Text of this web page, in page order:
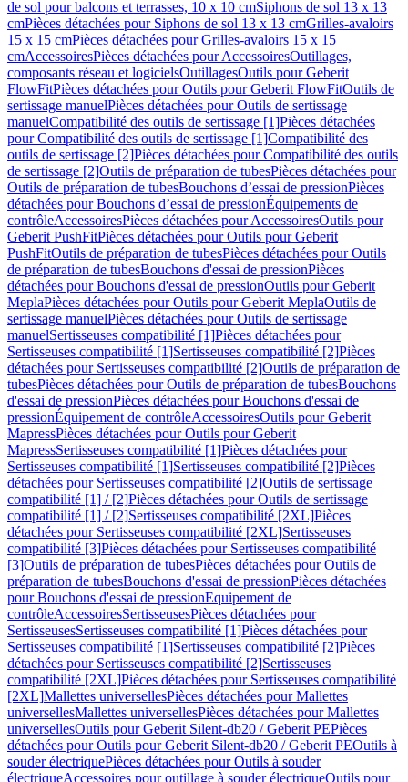
de sol pour balcons et terrasses, 10 x 10 cmSiphons de sol 13 x 13
cmPièces détachées pour Siphons de sol 13 x 13 cmGrilles-avaloirs
15 x 15 cmPièces détachées pour Grilles-avaloirs 15 x 15
cmAccessoiresPièces détachées pour AccessoiresOutillages,
composants réseau et logicielsOutillagesOutils pour Geberit
FlowFitPièces détachées pour Outils pour Geberit FlowFitOutils de
sertissage manuelPièces détachées pour Outils de sertissage
manuelCompatibilité des outils de sertissage [1]Pièces détachées
pour Compatibilité des outils de sertissage [1]Compatibilité des
outils de sertissage [2]Pièces détachées pour Compatibilité des outils
de sertissage [2]Outils de préparation de tubesPièces détachées pour
Outils de préparation de tubesBouchons d’essai de pressionPièces
détachées pour Bouchons d’essai de pressionÉquipements de
contrôleAccessoiresPièces détachées pour AccessoiresOutils pour
Geberit PushFitPièces détachées pour Outils pour Geberit
PushFitOutils de préparation de tubesPièces détachées pour Outils
de préparation de tubesBouchons d'essai de pressionPièces
détachées pour Bouchons d'essai de pressionOutils pour Geberit
MeplaPièces détachées pour Outils pour Geberit MeplaOutils de
sertissage manuelPièces détachées pour Outils de sertissage
manuelSertisseuses compatibilité [1]Pièces détachées pour
Sertisseuses compatibilité [1]Sertisseuses compatibilité [2]Pièces
détachées pour Sertisseuses compatibilité [2]Outils de préparation de
tubesPièces détachées pour Outils de préparation de tubesBouchons
d'essai de pressionPièces détachées pour Bouchons d'essai de
pressionÉquipement de contrôleAccessoiresOutils pour Geberit
MapressPièces détachées pour Outils pour Geberit
MapressSertisseuses compatibilité [1]Pièces détachées pour
Sertisseuses compatibilité [1]Sertisseuses compatibilité [2]Pièces
détachées pour Sertisseuses compatibilité [2]Outils de sertissage
compatibilité [1] / [2]Pièces détachées pour Outils de sertissage
compatibilité [1] / [2]Sertisseuses compatibilité [2XL]Pièces
détachées pour Sertisseuses compatibilité [2XL]Sertisseuses
compatibilité [3]Pièces détachées pour Sertisseuses compatibilité
[3]Outils de préparation de tubesPièces détachées pour Outils de
préparation de tubesBouchons d'essai de pressionPièces détachées
pour Bouchons d'essai de pressionEquipement de
contrôleAccessoiresSertisseusesPièces détachées pour
SertisseusesSertisseuses compatibilité [1]Pièces détachées pour
Sertisseuses compatibilité [1]Sertisseuses compatibilité [2]Pièces
détachées pour Sertisseuses compatibilité [2]Sertisseuses
compatibilité [2XL]Pièces détachées pour Sertisseuses compatibilité
[2XL]Mallettes universellesPièces détachées pour Mallettes
universellesMallettes universellesPièces détachées pour Mallettes
universellesOutils pour Geberit Silent-db20 / Geberit PEPièces
détachées pour Outils pour Geberit Silent-db20 / Geberit PEOutils à
souder électriquePièces détachées pour Outils à souder
électriqueAccessoires pour outillage à souder électriqueOutils pour